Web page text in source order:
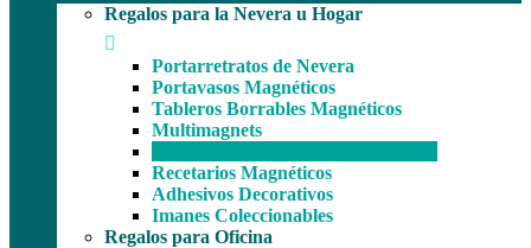
Regalos para la Nevera u Hogar
Portarretratos de Nevera
Portavasos Magnéticos
Tableros Borrables Magnéticos
Multimagnets
Recetarios Magnéticos
Adhesivos Decorativos
Imanes Coleccionables
Regalos para Oficina